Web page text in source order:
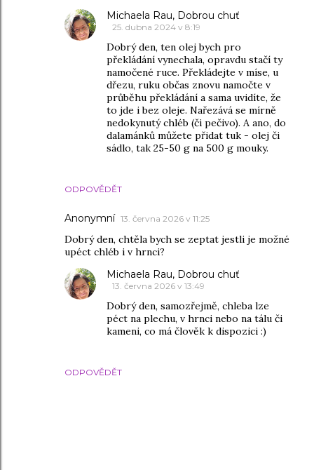
ODPOVĚDĚT
Michaela Rau, Dobrou chuť
25. dubna 2024 v 8:19
Dobrý den, ten olej bych pro
překládání vynechala, opravdu stačí ty
namočené ruce. Překládejte v míse, u
dřezu, ruku občas znovu namočte v
průběhu překládání a sama uvidíte, že
to jde i bez oleje. Nařezává se mírně
nedokynutý chléb (či pečivo). A ano, do
dalamánků můžete přidat tuk - olej či
sádlo, tak 25-50 g na 500 g mouky.
Anonymní 13. června 2026 v 11:25
Dobrý den, chtěla bych se zeptat jestli je možné
upéct chléb i v hrnci?
ODPOVĚDĚT
Michaela Rau, Dobrou chuť
13. června 2026 v 13:49
Dobrý den, samozřejmě, chleba lze
péct na plechu, v hrnci nebo na tálu či
kameni, co má člověk k dispozici :)